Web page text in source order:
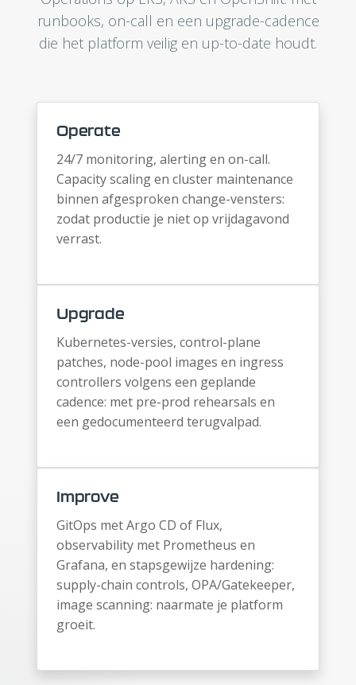
runbooks, on-call en een upgrade-cadence
die het platform veilig en up-to-date houdt.
Operate
24/7 monitoring, alerting en on-call.
Capacity scaling en cluster maintenance
binnen afgesproken change-vensters:
zodat productie je niet op vrijdagavond
verrast.
Upgrade
Kubernetes-versies, control-plane
patches, node-pool images en ingress
controllers volgens een geplande
cadence: met pre-prod rehearsals en
een gedocumenteerd terugvalpad.
Improve
GitOps met Argo CD of Flux,
observability met Prometheus en
Grafana, en stapsgewijze hardening:
supply-chain controls, OPA/Gatekeeper,
image scanning: naarmate je platform
groeit.